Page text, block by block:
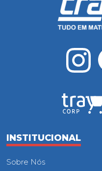
INSTITUCIONAL
Sobre Nós